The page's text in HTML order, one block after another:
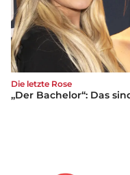
Die letzte Rose
„Der Bachelor“: Das